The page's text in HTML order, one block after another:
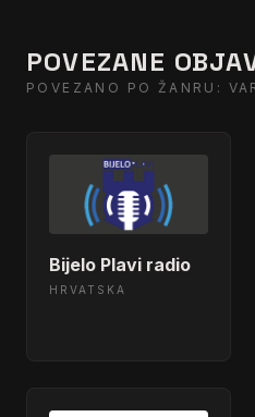
POVEZANE
POVEZANO PO ŽANRU:
Bijelo Plavi radio
HRVATSKA